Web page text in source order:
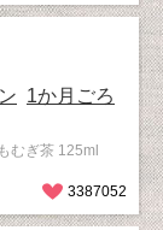
1か月ごろ
むぎ茶 125ml
3387052